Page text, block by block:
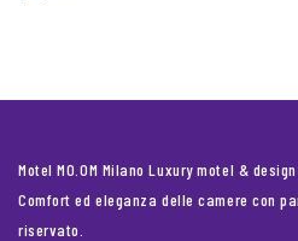
Motel MO.OM Milano Luxury motel &
Comfort ed eleganza delle camere con
riservato.